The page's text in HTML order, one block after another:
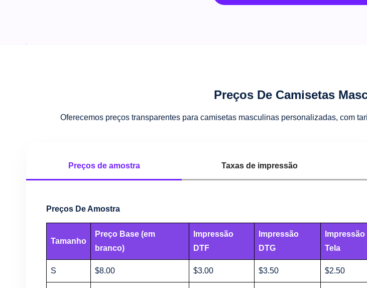
Preços De Camisetas
Oferecemos preços transparentes para camisetas masculinas personalizadas, com
Preços de amostra Taxas de impressão
Preços De Amostra
Tamanho
Preço Base (em
branco)
Impressão
DTF
Impressão
DTG
Impressão
Tela
S $8.00 $3.00 $3.50 $2.50